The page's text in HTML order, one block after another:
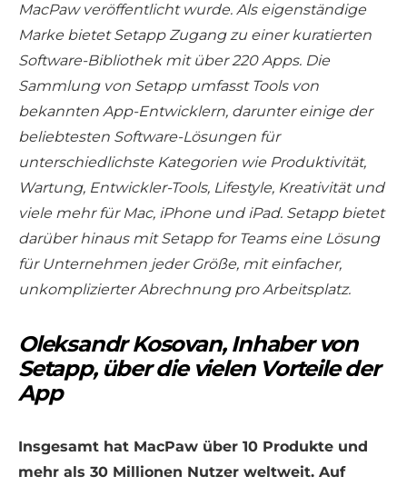
MacPaw veröffentlicht wurde. Als eigenständige
Marke bietet Setapp Zugang zu einer kuratierten
Software-Bibliothek mit über 220 Apps. Die
Sammlung von Setapp umfasst Tools von
bekannten App-Entwicklern, darunter einige der
beliebtesten Software-Lösungen für
unterschiedlichste Kategorien wie Produktivität,
Wartung, Entwickler-Tools, Lifestyle, Kreativität und
viele mehr für Mac, iPhone und iPad. Setapp bietet
darüber hinaus mit Setapp for Teams eine Lösung
für Unternehmen jeder Größe, mit einfacher,
unkomplizierter Abrechnung pro Arbeitsplatz.
Oleksandr Kosovan, Inhaber von
Setapp, über die vielen Vorteile der
App
Insgesamt hat MacPaw über 10 Produkte und
mehr als 30 Millionen Nutzer weltweit. Auf